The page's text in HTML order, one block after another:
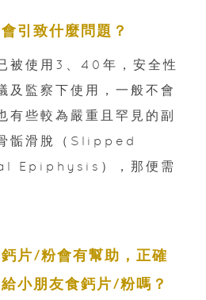
引致什麼問題？
被使用3、40年，安全性
及監察下使用，一般不會
有些較為嚴重且罕見的副
骺滑脫（Slipped
Epiphysis），那便需
片/粉會有幫助，正確
小朋友食鈣片/粉嗎？